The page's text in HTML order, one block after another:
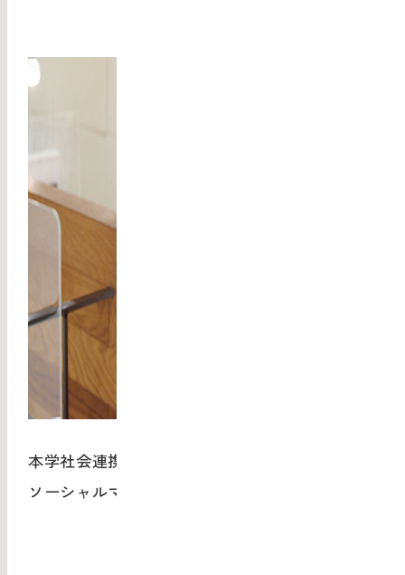
本学社会連携チーム、株式会社武蔵野美術大学
ソーシャルマネジメントの河野通義。